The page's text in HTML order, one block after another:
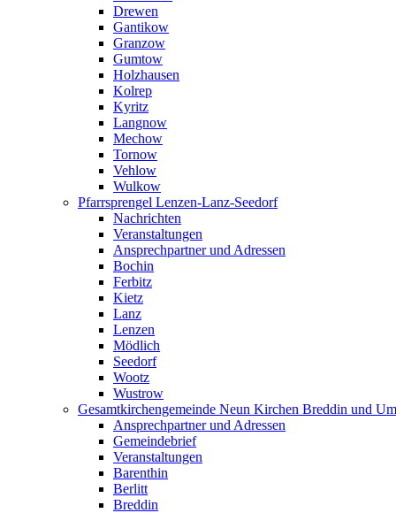
Drewen
Gantikow
Granzow
Gumtow
Holzhausen
Kolrep
Kyritz
Langnow
Mechow
Tornow
Vehlow
Wulkow
Pfarrsprengel Lenzen-Lanz-Seedorf
Nachrichten
Veranstaltungen
Ansprechpartner und Adressen
Bochin
Ferbitz
Kietz
Lanz
Lenzen
Mödlich
Seedorf
Wootz
Wustrow
Gesamtkirchengemeinde Neun Kirchen Breddin und
Ansprechpartner und Adressen
Gemeindebrief
Veranstaltungen
Barenthin
Berlitt
Breddin